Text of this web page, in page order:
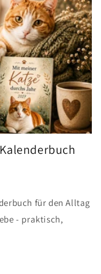
für den Alltag
- praktisch,